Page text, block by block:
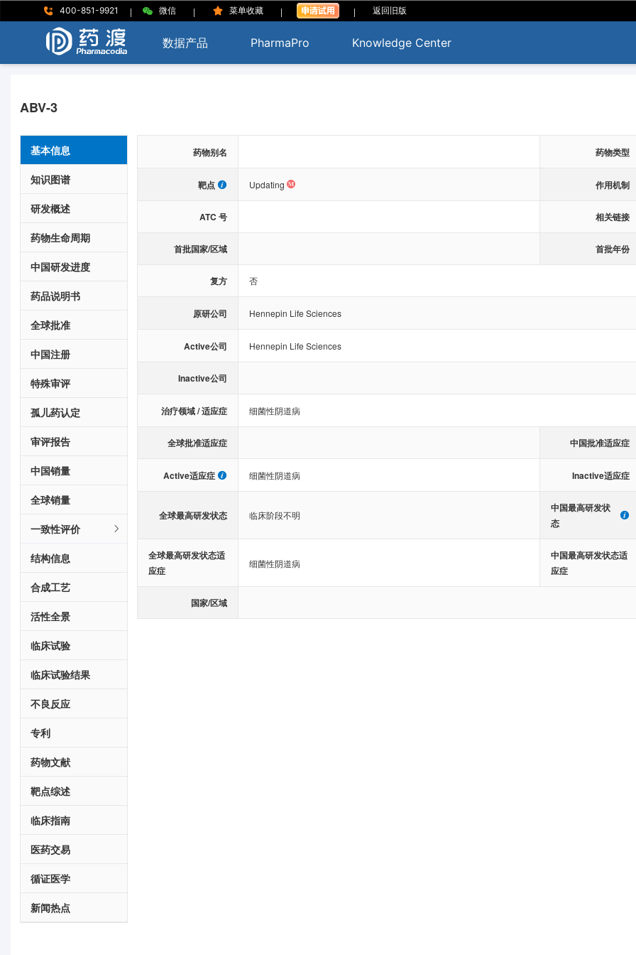
400-851-9921 | 微信 | 菜单收藏 | | 返回旧版
数据产品 PharmaPro Knowledge Center
ABV-3
基本信息
知识图谱
研发概述
药物生命周期
中国研发进度
药品说明书
全球批准
中国注册
特殊审评
孤儿药认定
审评报告
中国销量
全球销量
一致性评价
结构信息
合成工艺
活性全景
临床试验
临床试验结果
不良反应
专利
药物文献
靶点综述
临床指南
医药交易
循证医学
新闻热点
药物别名 药物类型
靶点 Updating 作用机制
ATC 号 相关链接
首批国家/区域 首批年份
复方 否
原研公司 Hennepin Life Sciences
Active公司 Hennepin Life Sciences
Inactive公司
治疗领域 / 适应症 细菌性阴道病
全球批准适应症 中国批准适应症
Active适应症 细菌性阴道病 Inactive适应症
全球最高研发状态 临床阶段不明
中国最高研发状
态
全球最高研发状态适
应症
细菌性阴道病
中国最高研发状态适
应症
国家/区域